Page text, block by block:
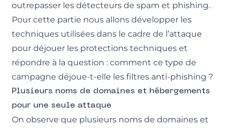
outrepasser les détecteurs de spam et phishing.
Pour cette partie nous allons développer les
techniques utilisées dans le cadre de l’attaque
pour déjouer les protections techniques et
répondre à la question : comment ce type de
campagne déjoue-t-elle les filtres anti-phishing ?
Plusieurs noms de domaines et hébergements
pour une seule attaque
On observe que plusieurs noms de domaines et